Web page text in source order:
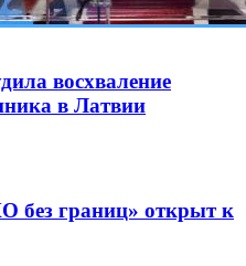
восхваление
в Латвии
без границ» открыт к